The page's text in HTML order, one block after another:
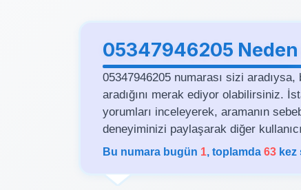
05347946205 Neden
05347946205 numarası sizi
aradığını merak ediyor olabilirsiniz.
yorumları inceleyerek, aramanın
deneyiminizi paylaşarak diğer
Bu numara bugün 1, toplamda 63 kez